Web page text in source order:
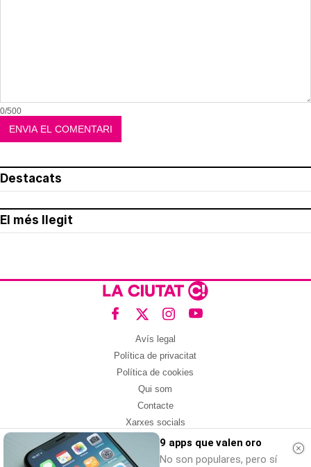
0/500
Destacats
El més llegit
Avís legal
Política de privacitat
Política de cookies
Qui som
Contacte
Xarxes socials
Amb col·laboració de:9 apps que valen oro
No son populares, pero sí